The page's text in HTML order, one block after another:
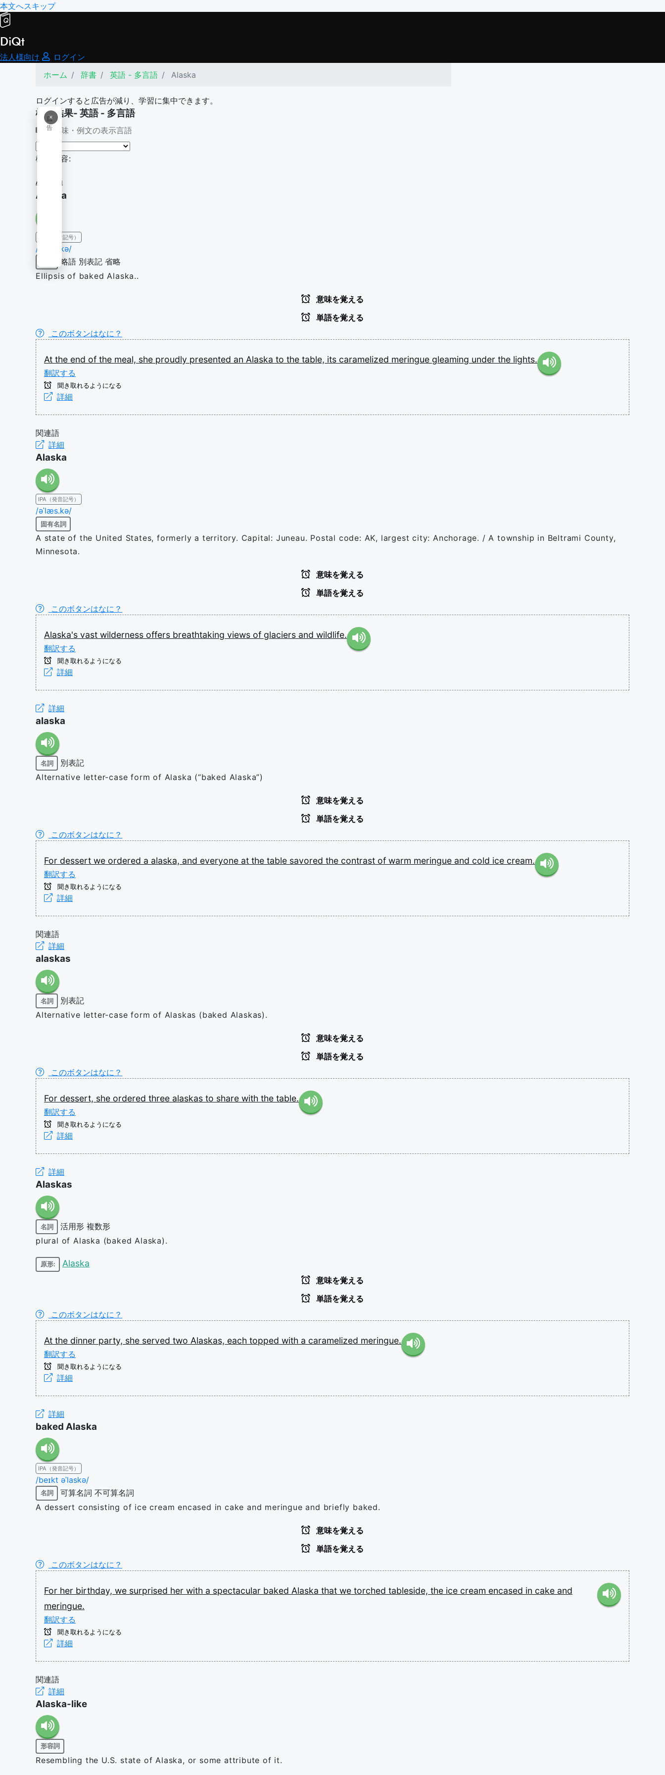
本文へスキップ
DiQt
法人様向け
ログイン
ホーム
辞書 英語 - 多言語 Alaska
ログインすると広告が減り、学習に集中できます。
×
広
告
検索結果- 英語 - 多言語
意味・例文の表示言語
検索内容:
Alaska
Alaska
IPA（発音記号）
/əˈlæs.kə/
略語 別表記 省略
Ellipsis of baked Alaska..
意味を覚える
単語を覚える
このボタンはなに？
At the end of the meal, she proudly presented an Alaska to the table, its caramelized meringue gleaming under the lights.
翻訳する
聞き取れるようになる
詳細
関連語
詳細
Alaska
IPA（発音記号）
/əˈlæs.kə/
固有名詞
A state of the United States, formerly a territory. Capital: Juneau. Postal code: AK, largest city: Anchorage. / A township in Beltrami County,
Minnesota.
意味を覚える
単語を覚える
このボタンはなに？
Alaska's vast wilderness offers breathtaking views of glaciers and wildlife.
翻訳する
聞き取れるようになる
詳細
詳細
alaska
名詞
別表記
Alternative letter-case form of Alaska (“baked Alaska”)
意味を覚える
単語を覚える
このボタンはなに？
For dessert we ordered a alaska, and everyone at the table savored the contrast of warm meringue and cold ice cream.
翻訳する
聞き取れるようになる
詳細
関連語
詳細
alaskas
名詞
別表記
Alternative letter-case form of Alaskas (baked Alaskas).
意味を覚える
単語を覚える
このボタンはなに？
For dessert, she ordered three alaskas to share with the table.
翻訳する
聞き取れるようになる
詳細
詳細
Alaskas
名詞 活用形 複数形
plural of Alaska (baked Alaska).
原形: Alaska
意味を覚える
単語を覚える
このボタンはなに？
At the dinner party, she served two Alaskas, each topped with a caramelized meringue.
翻訳する
聞き取れるようになる
詳細
詳細
baked Alaska
IPA（発音記号）
/beɪkt əˈlaskə/
名詞 可算名詞 不可算名詞
A dessert consisting of ice cream encased in cake and meringue and briefly baked.
意味を覚える
単語を覚える
このボタンはなに？
For her birthday, we surprised her with a spectacular baked Alaska that we torched tableside, the ice cream encased in cake and
meringue.
翻訳する
聞き取れるようになる
詳細
関連語
詳細
Alaska-like
形容詞
Resembling the U.S. state of Alaska, or some attribute of it.